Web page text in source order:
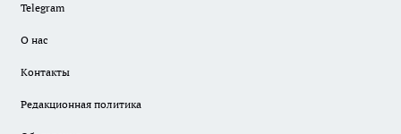
Telegram
О нас
Контакты
Редакционная политика